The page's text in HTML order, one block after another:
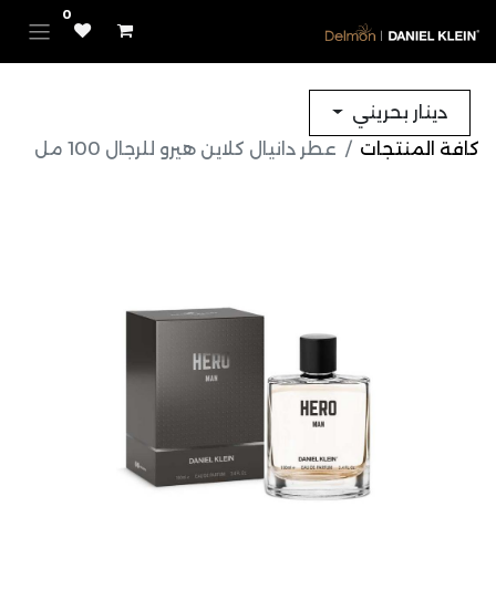
0
دينار بحريني
كافة المنتجات
عطر دانيال كلاين هيرو للرجال 100 مل